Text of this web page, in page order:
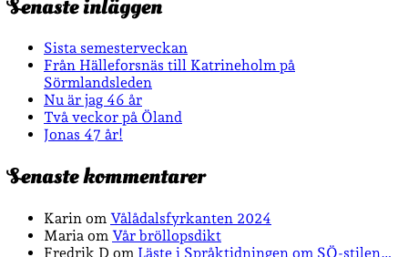
Senaste inläggen
Sista semesterveckan
Från Hälleforsnäs till Katrineholm på
Sörmlandsleden
Nu är jag 46 år
Två veckor på Öland
Jonas 47 år!
Senaste kommentarer
Karin om Vålådalsfyrkanten 2024
Maria om Vår bröllopsdikt
Fredrik D om Läste i Språktidningen om SÖ-stilen…